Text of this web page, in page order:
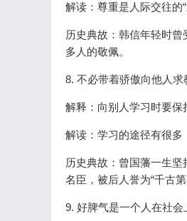
解读：尊重是人际交往的
历史典故：韩信年轻时
多人的敬佩。
8. 不必带着骄傲向他人求
解释：向别人学习时要保
解读：学习的途径有很多
历史典故：曾国藩一生
名臣，被后人誉为“千古第
9. 好脾气是一个人在社会